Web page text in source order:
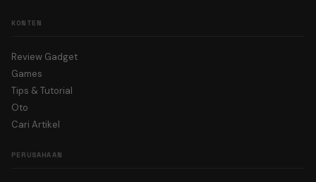
KONTEN
Review Gadget
Games
Tips & Tutorial
Oto
Cari Artikel
PERUSAHAAN